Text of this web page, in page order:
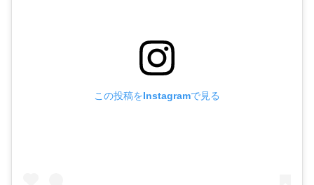
この投稿をInstagramで見る